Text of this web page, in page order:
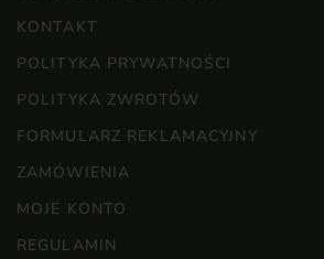
KONTAKT
POLITYKA PRYWATNOŚCI
POLITYKA ZWROTÓW
FORMULARZ REKLAMACYJNY
ZAMÓWIENIA
MOJE KONTO
REGULAMIN